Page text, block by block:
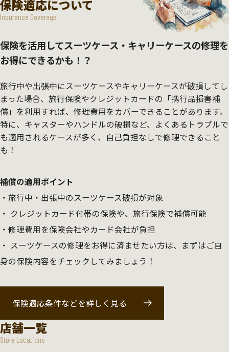
保険適応について
Insurance Coverage
保険を活用してスーツケース・キャリーケースの修理を
お得にできるかも！？
旅行中や出張中にスーツケースやキャリーケースが破損してし
まった場合、旅行保険やクレジットカードの「携行品損害補
償」を利用すれば、修理費用をカバーできることがあります。
特に、キャスターやハンドルの破損など、よくあるトラブルで
も適用されるケースが多く、自己負担なしで修理できること
も！
補償の適用ポイント
旅行中・出張中のスーツケース破損が対象
クレジットカード付帯の保険や、旅行保険で補償可能
修理費用を保険会社やカード会社が負担
スーツケースの修理をお得に済ませたい方は、まずはご自
身の保険内容をチェックしてみましょう！
保険適応条件などを詳しく見る
店舗一覧
Store Locations